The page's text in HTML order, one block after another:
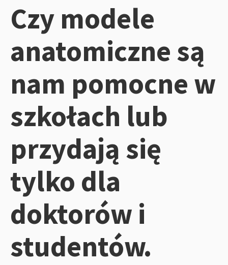
Czy modele
anatomiczne są
nam pomocne w
szkołach lub
przydają się
tylko dla
doktorów i
studentów.